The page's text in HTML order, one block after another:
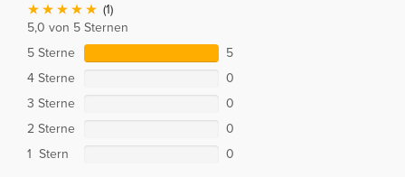
(1)
5,0 von 5 Sternen
5 Sterne
5
4 Sterne
0
3 Sterne
0
2 Sterne
0
1 Stern
0